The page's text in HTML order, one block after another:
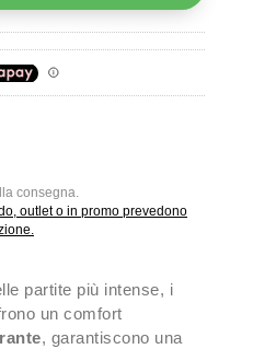
consegna.
outlet o in promo prevedono
partite più intense, i
un comfort
, garantiscono una